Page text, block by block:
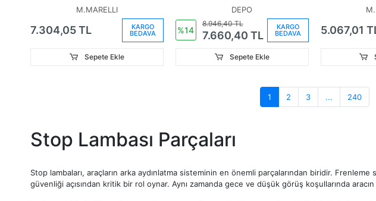
(Oem No:8V3945096B)
M.MARELLI
7.304,05 TL KARGO
BEDAVA
Sepete Ekle
8V5945096A)DEPO
%14
8.946,40 TL
7.660,40 TL
KARGO
BEDAVA
Sepete Ekle
5.067,01
1 2 3 ... 240
Stop Lambası Parçaları
Stop lambaları, araçların arka aydınlatma sisteminin en önemli parçalarından biridir.
güvenliği açısından kritik bir rol oynar. Aynı zamanda gece ve düşük görüş koşullarında